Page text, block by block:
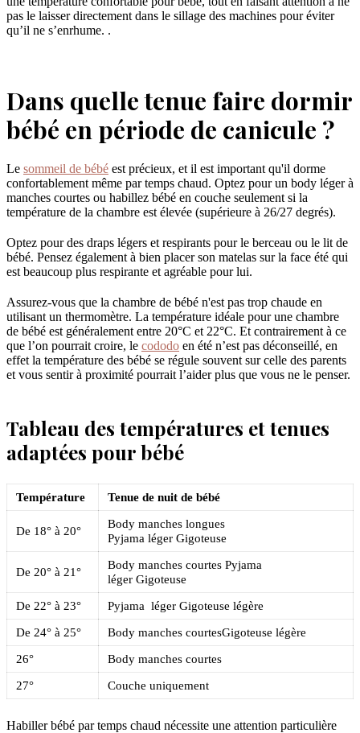
pas le laisser directement dans le sillage des machines pour éviter
qu’il ne s’enrhume. .
Dans quelle tenue faire dormir
bébé en période de canicule ?
Le sommeil de bébé est précieux, et il est important qu'il dorme
confortablement même par temps chaud. Optez pour un body léger à
manches courtes ou habillez bébé en couche seulement si la
température de la chambre est élevée (supérieure à 26/27 degrés).
Optez pour des draps légers et respirants pour le berceau ou le lit de
bébé. Pensez également à bien placer son matelas sur la face été qui
est beaucoup plus respirante et agréable pour lui.
Assurez-vous que la chambre de bébé n'est pas trop chaude en
utilisant un thermomètre. La température idéale pour une chambre
de bébé est généralement entre 20°C et 22°C. Et contrairement à ce
que l’on pourrait croire, le cododo en été n’est pas déconseillé, en
effet la température des bébé se régule souvent sur celle des parents
et vous sentir à proximité pourrait l’aider plus que vous ne le penser.
Tableau des températures et tenues
adaptées pour bébé
Température Tenue de nuit de bébé
De 18° à 20°
Body manches longues
Pyjama léger Gigoteuse
De 20° à 21°
Body manches courtes Pyjama
léger Gigoteuse
De 22° à 23°
Pyjama léger Gigoteuse légère
De 24° à 25°
Body manches courtesGigoteuse légère
26°
Body manches courtes
27°
Couche uniquement
Habiller bébé par temps chaud nécessite une attention particulière